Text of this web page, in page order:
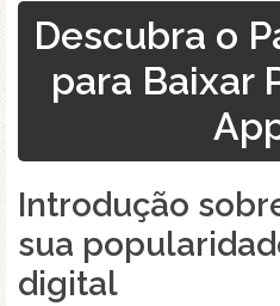
Descubra o
para Baixar
Introdução
sua
digital